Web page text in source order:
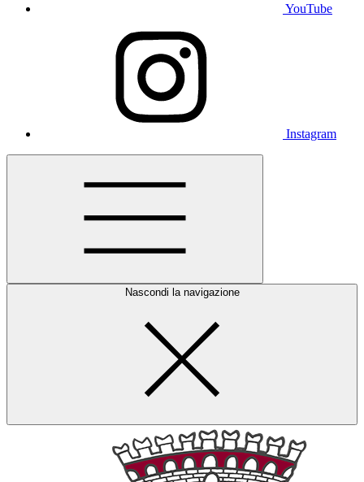
YouTube
Instagram
Nascondi la navigazione